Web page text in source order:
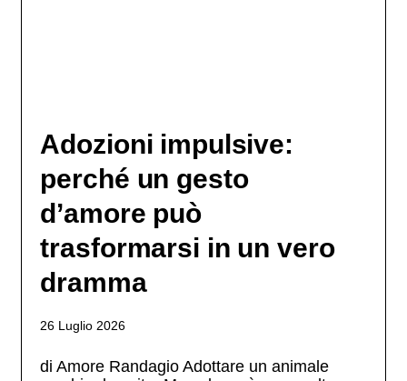
Adozioni impulsive:
perché un gesto
d’amore può
trasformarsi in un vero
dramma
26 Luglio 2026
di Amore Randagio Adottare un animale